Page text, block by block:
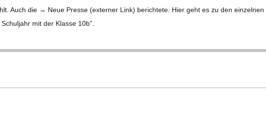
Auch die → Neue Presse (exter­ner Link) berich­tete. Hier geht es zu den ein­zel­nen
mit der Klasse 10b”.